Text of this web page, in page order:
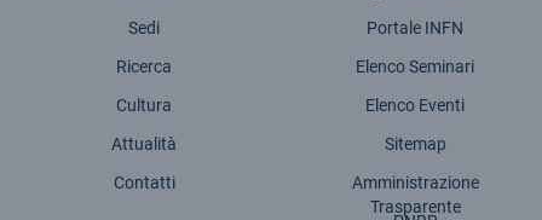
Sedi
Ricerca
Cultura
Attualità
Contatti
Portale INFN
Elenco Seminari
Elenco Eventi
Sitemap
Amministrazione
Trasparente